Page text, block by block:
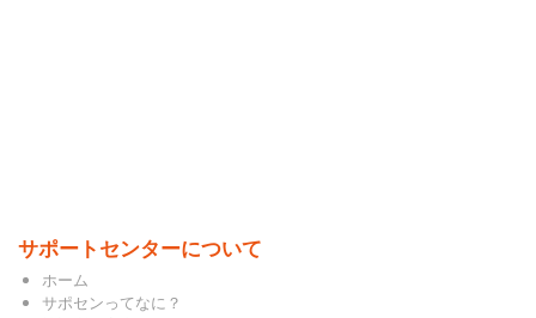
サポートセンターについて
ホーム
サポセンってなに？